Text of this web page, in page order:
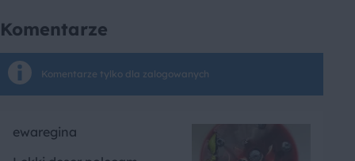
Komentarze
Komentarze tylko dla zalogowanych
ewaregina